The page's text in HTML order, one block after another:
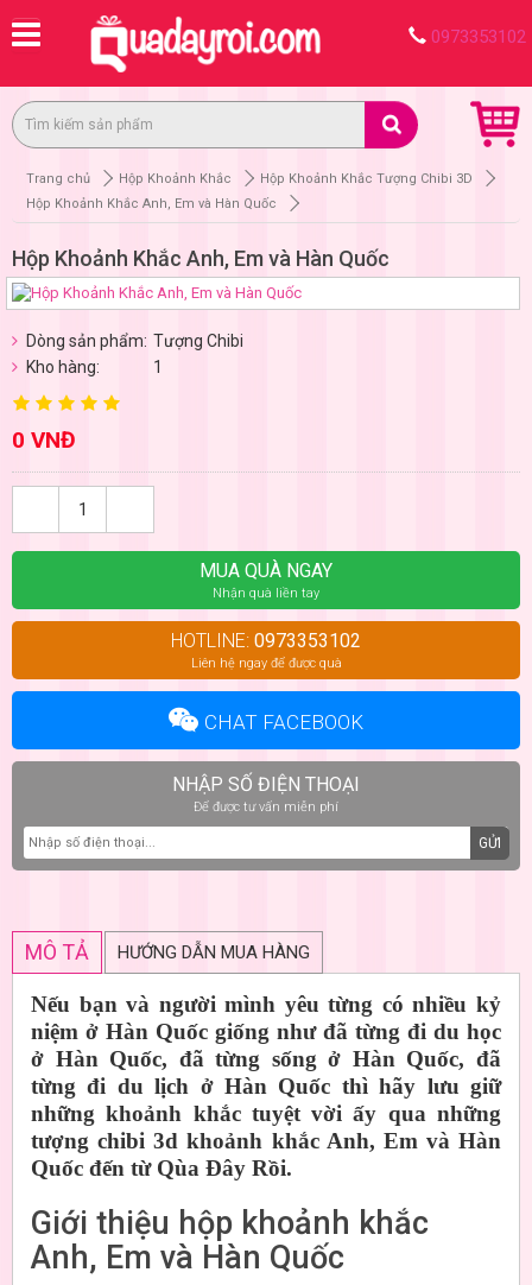
0973353102
Trang chủ Hộp Khoảnh Khắc
Hộp Khoảnh Khắc Tượng Chibi 3D
Hộp Khoảnh Khắc Anh, Em và Hàn Quốc
Hộp Khoảnh Khắc Anh, Em và Hàn Quốc
Dòng sản phẩm: Tượng Chibi
Kho hàng:
1
0 VNĐ
MUA QUÀ NGAY
Nhận quà liền tay
HOTLINE: 0973353102
Liên hệ ngay để được quà
CHAT FACEBOOK
NHẬP SỐ ĐIỆN THOẠI
Để được tư vấn miễn phí
GỬI
MÔ TẢ HƯỚNG DẪN MUA HÀNG
Nếu bạn và người mình yêu từng có nhiều kỷ
niệm ở Hàn Quốc giống như đã từng đi du học
ở Hàn Quốc, đã từng sống ở Hàn Quốc, đã
từng đi du lịch ở Hàn Quốc thì hãy lưu giữ
những khoảnh khắc tuyệt vời ấy qua những
tượng chibi 3d khoảnh khắc Anh, Em và Hàn
Quốc đến từ Qùa Đây Rồi.
Giới thiệu hộp khoảnh khắc
Anh, Em và Hàn Quốc